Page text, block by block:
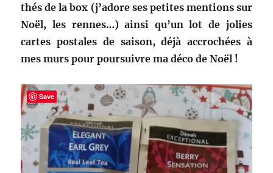
thés de la box (j’adore ses petites mentions sur
Noël, les rennes…) ainsi qu’un lot de jolies
cartes postales de saison, déjà accrochées à
mes murs pour poursuivre ma déco de Noël !
Save